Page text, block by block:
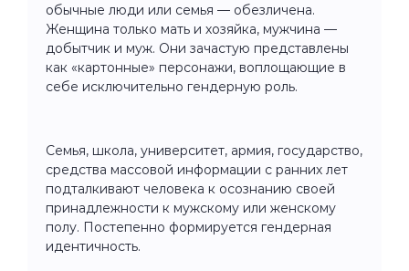
обычные люди или семья — обезличена.
Женщина только мать и хозяйка, мужчина —
добытчик и муж. Они зачастую представлены
как «картонные» персонажи, воплощающие в
себе исключительно гендерную роль.
Семья, школа, университет, армия, государство,
средства массовой информации с ранних лет
подталкивают человека к осознанию своей
принадлежности к мужскому или женскому
полу. Постепенно формируется гендерная
идентичность.